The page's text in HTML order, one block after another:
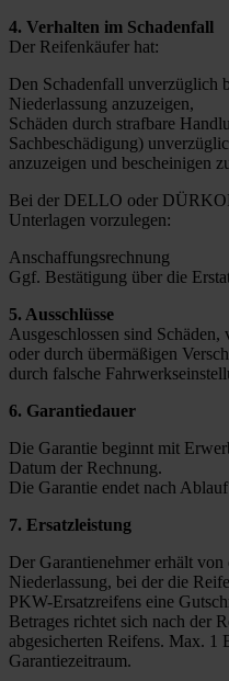
4. Verhalten im Schadenfall
Der Reifenkäufer hat:
Den Schadenfall
Niederlassung anzuzeigen,
Schäden durch strafbare
Sachbeschädigung)
anzuzeigen und bescheinigen
Bei der DELLO oder
Unterlagen vorzulegen:
Anschaffungsrechnung
Ggf. Bestätigung über die
5. Ausschlüsse
Ausgeschlossen sind
oder durch übermäßigen
durch falsche
6. Garantiedauer
Die Garantie beginnt mit
Datum der Rechnung.
Die Garantie endet nach
7. Ersatzleistung
Der Garantienehmer erhält
Niederlassung, bei der die
PKW-Ersatzreifens eine
Betrages richtet sich nach der
abgesicherten Reifens. Max. 1
Garantiezeitraum.